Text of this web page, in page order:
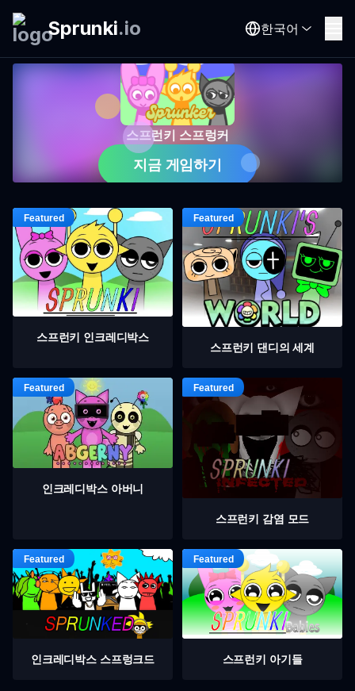
Sprunki.io 한국어
스프런키 스프렁커
지금 게임하기
스프런키 인크레디박스
스프런키 댄디의 세계
인크레디박스 아버니
스프런키 감염 모드
인크레디박스 스프렁크드 스프런키 아기들